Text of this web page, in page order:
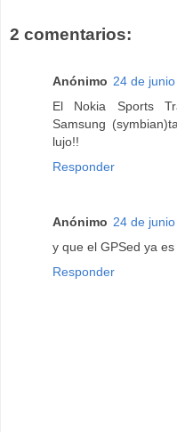
2 comentarios:
Anónimo 24 de
El Nokia Sports
Samsung
lujo!!
Responder
Anónimo 24 de
y que el GPSed ya es
Responder